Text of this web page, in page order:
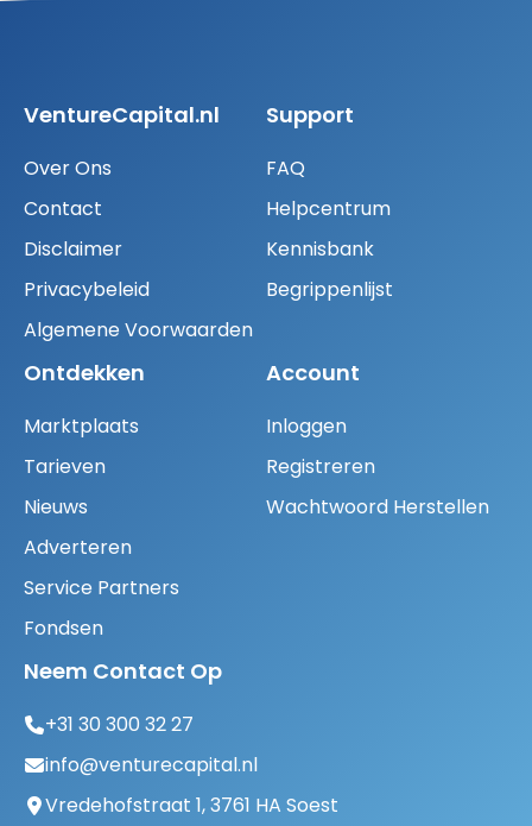
VentureCapital.nl
Over Ons
Contact
Disclaimer
Privacybeleid
Algemene Voorwaarden
Support
FAQ
Helpcentrum
Kennisbank
Begrippenlijst
Ontdekken
Marktplaats
Tarieven
Nieuws
Adverteren
Service Partners
Fondsen
Account
Inloggen
Registreren
Wachtwoord Herstellen
Neem Contact Op
+31 30 300 32 27
info@venturecapital.nl
Vredehofstraat 1, 3761 HA Soest